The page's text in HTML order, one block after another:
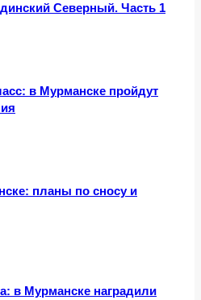
Северный. Часть 1
в Мурманске пройдут
планы по сносу и
в Мурманске наградили